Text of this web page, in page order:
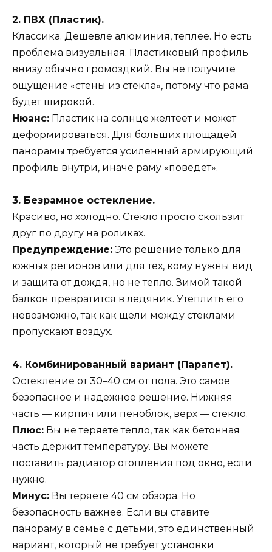
2. ПВХ (Пластик).
Классика. Дешевле алюминия, теплее. Но есть
проблема визуальная. Пластиковый профиль
внизу обычно громоздкий. Вы не получите
ощущение «стены из стекла», потому что рама
будет широкой.
Нюанс: Пластик на солнце желтеет и может
деформироваться. Для больших площадей
панорамы требуется усиленный армирующий
профиль внутри, иначе раму «поведет».
3. Безрамное остекление.
Красиво, но холодно. Стекло просто скользит
друг по другу на роликах.
Предупреждение: Это решение только для
южных регионов или для тех, кому нужны вид
и защита от дождя, но не тепло. Зимой такой
балкон превратится в ледяник. Утеплить его
невозможно, так как щели между стеклами
пропускают воздух.
4. Комбинированный вариант (Парапет).
Остекление от 30–40 см от пола. Это самое
безопасное и надежное решение. Нижняя
часть — кирпич или пеноблок, верх — стекло.
Плюс: Вы не теряете тепло, так как бетонная
часть держит температуру. Вы можете
поставить радиатор отопления под окно, если
нужно.
Минус: Вы теряете 40 см обзора. Но
безопасность важнее. Если вы ставите
панораму в семье с детьми, это единственный
вариант, который не требует установки